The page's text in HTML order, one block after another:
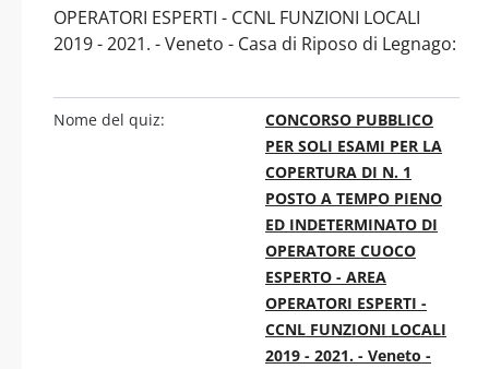
OPERATORI ESPERTI - CCNL FUNZIONI LOCALI
2019 - 2021. - Veneto - Casa di Riposo di Legnago:
Nome del quiz:
CONCORSO PUBBLICO
PER SOLI ESAMI PER LA
COPERTURA DI N. 1
POSTO A TEMPO PIENO
ED INDETERMINATO DI
OPERATORE CUOCO
ESPERTO - AREA
OPERATORI ESPERTI -
CCNL FUNZIONI LOCALI
2019 - 2021. - Veneto -